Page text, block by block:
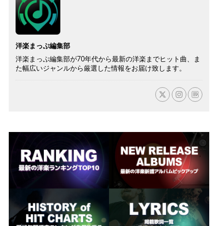
洋楽まっぷ編集部
洋楽まっぷ編集部が70年代から最新の洋楽までヒット曲、ま
た幅広いジャンルから厳選した情報をお届け致します。